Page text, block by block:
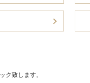
ク致します。